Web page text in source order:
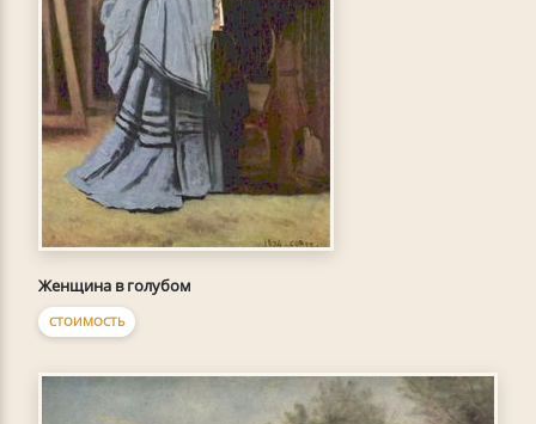
Женщина в голубом
СТОИМОСТЬ